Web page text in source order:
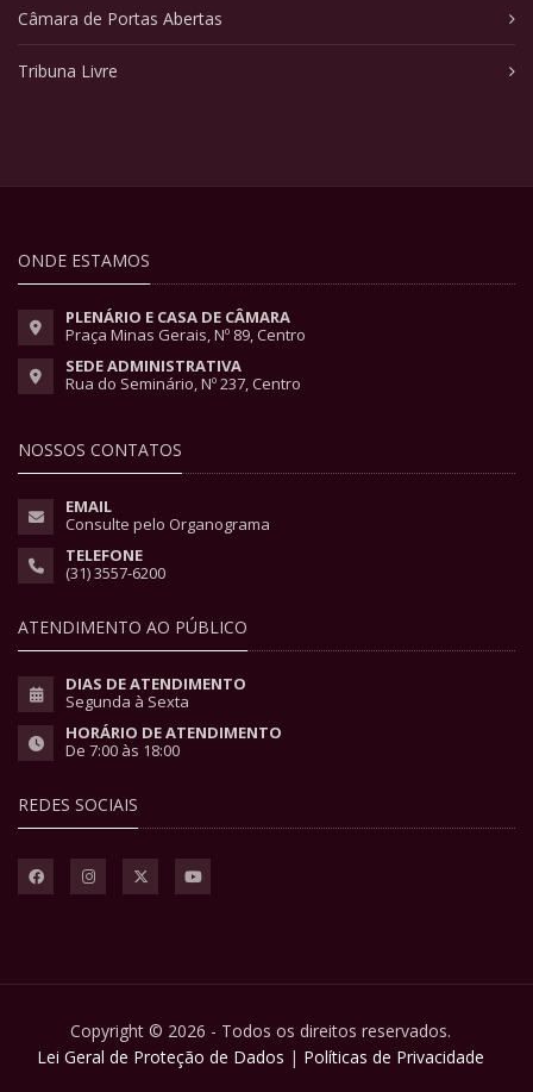
Câmara de Portas Abertas
Tribuna Livre
ONDE ESTAMOS
PLENÁRIO E CASA DE CÂMARA
Praça Minas Gerais, Nº 89, Centro
SEDE ADMINISTRATIVA
Rua do Seminário, Nº 237, Centro
NOSSOS CONTATOS
EMAIL
Consulte pelo Organograma
TELEFONE
(31) 3557-6200
ATENDIMENTO AO PÚBLICO
DIAS DE ATENDIMENTO
Segunda à Sexta
HORÁRIO DE ATENDIMENTO
De 7:00 às 18:00
REDES SOCIAIS
Copyright © 2026 - Todos os direitos reservados.
Lei Geral de Proteção de Dados | Políticas de Privacidade